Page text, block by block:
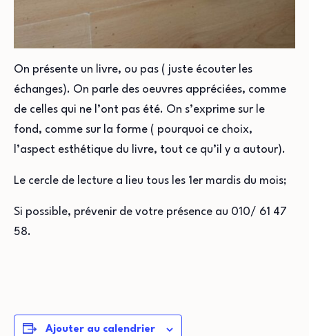
On présente un livre, ou pas ( juste écouter les
échanges). On parle des oeuvres appréciées, comme
de celles qui ne l’ont pas été. On s’exprime sur le
fond, comme sur la forme ( pourquoi ce choix,
l’aspect esthétique du livre, tout ce qu’il y a autour).
Le cercle de lecture a lieu tous les 1er mardis du mois;
Si possible, prévenir de votre présence au 010/ 61 47
58.
Ajouter au calendrier